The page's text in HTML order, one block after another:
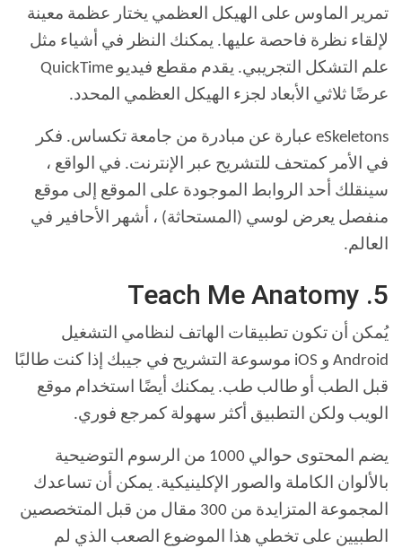
تمرير الماوس على الهيكل العظمي يختار عظمة معينة
لإلقاء نظرة فاحصة عليها. يمكنك النظر في أشياء مثل
علم التشكل التجريبي. يقدم مقطع فيديو QuickTime
عرضًا ثلاثي الأبعاد لجزء الهيكل العظمي المحدد.
eSkeletons عبارة عن مبادرة من جامعة تكساس. فكر
في الأمر كمتحف للتشريح عبر الإنترنت. في الواقع ،
سينقلك أحد الروابط الموجودة على الموقع إلى موقع
منفصل يعرض لوسي (المستحاثة) ، أشهر الأحافير في
العالم.
5. Teach Me Anatomy
يُمكن أن تكون تطبيقات الهاتف لنظامي التشغيل
Android و iOS موسوعة التشريح في جيبك إذا كنت طالبًا
قبل الطب أو طالب طب. يمكنك أيضًا استخدام موقع
الويب ولكن التطبيق أكثر سهولة كمرجع فوري.
يضم المحتوى حوالي 1000 من الرسوم التوضيحية
بالألوان الكاملة والصور الإكلينيكية. يمكن أن تساعدك
المجموعة المتزايدة من 300 مقال من قبل المتخصصين
الطبيين على تخطي هذا الموضوع الصعب الذي لم